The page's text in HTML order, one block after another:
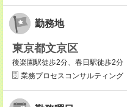
勤務地
東京都文京区
後楽園駅徒歩2分、春日駅徒歩2分
業務プロセスコンサルティング